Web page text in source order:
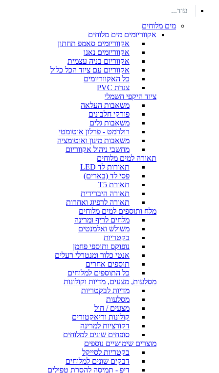
עוד...
מים מלוחים
אקווריומים מים מלוחים
אקווריומים סאמפ תחתון
אקווריומים נאנו
אקווריום בניה עצמית
אקווריום עם ציוד הכל כלול
כל האקווריומים
צנרת PVC
ציוד היקפי חשמלי
משאבות העלאה
פורקי חלבונים
משאבות גלים
רולרמט - פרלון אוטומטי
משאבות מינון ואוטומציה
מחשבי ניהול אקווריום
תאורה למים מלוחים
תאורות לד LED
פסי לד (בארים)
תאורת T5
תאורה היברידית
תאורה לרפיוג ואחרות
מלח ותוספים למים מלוחים
מלחים לריף ומרינה
משולש ואלמנטים
בקטריות
נופוקס ותוספי פחמן
אנטי כלור ומנטרלי רעלים
תוספים אחרים
כל התוספים למלוחים
מסלעות, מצעים, מדיות וקולונות
מדיות לבקטריות
מסלעות
מצעים / חול
קולונות וריאקטורים
דקורציות למרינה
סופחים שונים למלוחים
מוצרים שימושיים נוספים
בקטריות לסייקל
דבקים שונים למלוחים
דיפ - תמיסה להסרת טפילים